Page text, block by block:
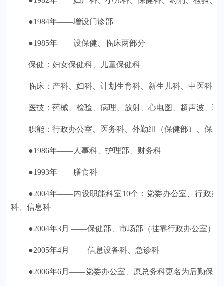
●1984年——增设门诊部
●1985年——设保健、临床两部分
保健：妇女保健科、儿童保健科
临床：产科、妇科、计划生育科、新生儿科、中医科、
医技：药械、检验、病理、放射、心电图、超声波、理
职能：行政办公室、医务科、外勤组（保健部）、保卫
●1986年——人事科、护理部、财务科
●1993年——膳食科
●2004年——内设职能科室10个：党委办公室、行政办
科、信息科
●2004年3月 ——保健部、市场部（挂靠行政办公室）
●2005年4月 ——信息设备科、急诊科
●2006年6月——党委办公室、原总务科更名为后勤保障